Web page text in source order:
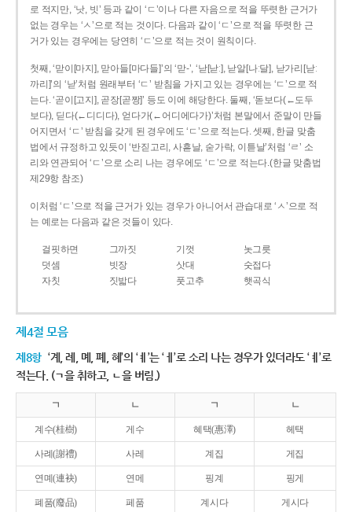
로 적지만, ‘낫, 빗’ 등과 같이 ‘ㄷ’이나 다른 자음으로 적을 뚜렷한 근거가
없는 경우는 ‘ㅅ’으로 적는 것이다. 다음과 같이 ‘ㄷ’으로 적을 뚜렷한 근
거가 있는 경우에는 당연히 ‘ㄷ’으로 적는 것이 원칙이다.
첫째, ‘맏이[마지], 맏아들[마다들]’의 ‘맏-’, ‘낟[낟ː], 낟알[나ː달], 낟가리[낟ː
까리]’의 ‘낟’처럼 원래부터 ‘ㄷ’ 받침을 가지고 있는 경우에는 ‘ㄷ’으로 적
는다. ‘곧이[고지], 곧장[곧짱]’ 등도 이에 해당한다. 둘째, ‘돋보다(←도두
보다), 딛다(←디디다), 얻다가(←어디에다가)’처럼 본말에서 준말이 만들
어지면서 ‘ㄷ’ 받침을 갖게 된 경우에도 ‘ㄷ’으로 적는다. 셋째, 한글 맞춤
법에서 규정하고 있듯이 ‘반짇고리, 사흗날, 숟가락, 이튿날’처럼 ‘ㄹ’ 소
리와 연관되어 ‘ㄷ’으로 소리 나는 경우에도 ‘ㄷ’으로 적는다.(한글 맞춤법
제29항 참조)
이처럼 ‘ㄷ’으로 적을 근거가 있는 경우가 아니어서 관습대로 ‘ㅅ’으로 적
는 예로는 다음과 같은 것들이 있다.
걸핏하면 그까짓 기껏
놋그릇
덧셈
빗장 삿대
숫접다
자칫
짓밟다 풋고추 햇곡식
제4절 모음
제8항 ‘계, 례, 몌, 폐, 혜’의 ‘ㅖ’는 ‘ㅔ’로 소리 나는 경우가 있더라도 ‘ㅖ’로
적는다. (ㄱ을 취하고, ㄴ을 버림.)
ㄱ ㄴ ㄱ ㄴ
계수(桂樹) 게수 혜택(惠澤) 헤택
사례(謝禮) 사레 계집 게집
연몌(連袂) 연메 핑계 핑게
폐품(廢品) 페품 계시다 게시다